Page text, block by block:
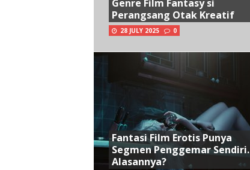
Genre Film Fantasy si
Perangsang Otak Kreatif
28 JULY 2025 0
Fantasi Film Erotis Punya
Segmen Penggemar Sendiri.
Alasannya?